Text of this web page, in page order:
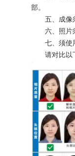
部。
五、成像须
六、照片须
七、须使用
请对比以下